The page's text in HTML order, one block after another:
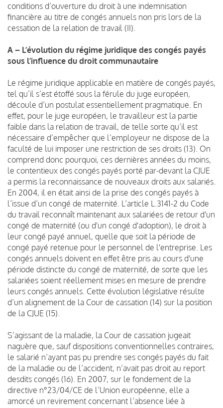
conditions d’ouverture du droit à une indemnisation
financière au titre de congés annuels non pris lors de la
cessation de la relation de travail (II).
A – L’évolution du régime juridique des congés payés
sous l’influence du droit communautaire
Le régime juridique applicable en matière de congés payés,
tel qu’il s’est étoffé sous la férule du juge européen,
découle d’un postulat essentiellement pragmatique. En
effet, pour le juge européen, le travailleur est la partie
faible dans la relation de travail, de telle sorte qu’il est
nécessaire d’empêcher que l’employeur ne dispose de la
faculté de lui imposer une restriction de ses droits (13). On
comprend donc pourquoi, ces dernières années du moins,
le contentieux des congés payés porté par-devant la CJUE
a permis la reconnaissance de nouveaux droits aux salariés.
En 2004, il en était ainsi de la prise des congés payés à
l’issue d’un congé de maternité. L’article L.3141-2 du Code
du travail reconnaît maintenant aux salariées de retour d'un
congé de maternité (ou d'un congé d'adoption), le droit à
leur congé payé annuel, quelle que soit la période de
congé payé retenue pour le personnel de l'entreprise. Les
congés annuels doivent en effet être pris au cours d'une
période distincte du congé de maternité, de sorte que les
salariées soient réellement mises en mesure de prendre
leurs congés annuels. Cette évolution législative résulte
d’un alignement de la Cour de cassation (14) sur la position
de la CJUE (15).
S’agissant de la maladie, la Cour de cassation jugeait
naguère que, sauf dispositions conventionnelles contraires,
le salarié n’ayant pas pu prendre ses congés payés du fait
de la maladie ou de l’accident, n’avait pas droit au report
desdits congés (16). En 2007, sur le fondement de la
directive n°23/04/CE de l’Union européenne, elle a
amorcé un revirement concernant l’absence liée à